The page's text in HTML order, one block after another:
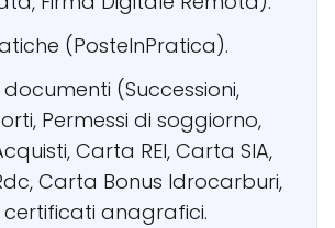
(PosteInPratica).
documenti (Successioni,
Permessi di soggiorno,
Carta REI, Carta SIA,
Carta Bonus Idrocarburi,
certificati anagrafici.